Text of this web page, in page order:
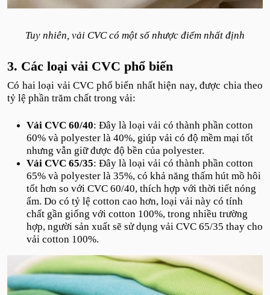
Tuy nhiên, vải CVC có một số nhược điểm nhất định
3. Các loại vải CVC phổ biến
Có hai loại vải CVC phổ biến nhất hiện nay, được chia theo
tỷ lệ phần trăm chất trong vải:
Vải CVC 60/40: Đây là loại vải có thành phần cotton
60% và polyester là 40%, giúp vải có độ mềm mại tốt
nhưng vẫn giữ được độ bền của polyester.
Vải CVC 65/35: Đây là loại vải có thành phần cotton
65% và polyester là 35%, có khả năng thấm hút mồ hôi
tốt hơn so với CVC 60/40, thích hợp với thời tiết nóng
ẩm. Do có tỷ lệ cotton cao hơn, loại vải này có tính
chất gần giống với cotton 100%, trong nhiều trường
hợp, người sản xuất sẽ sử dụng vải CVC 65/35 thay cho
vải cotton 100%.